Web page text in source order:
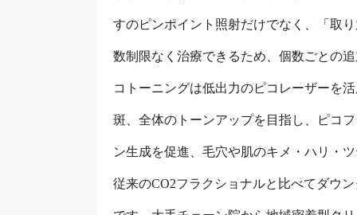
すのピンポイント照射だけでなく、「取
数制限なく治療できるため、個数ごとの
コトーニングは低出力のピコレーザーを
斑、全体のトーンアップを目指し、ピコ
ン生成を促進、毛穴や肌のキメ・ハリ・
従来のCO2フラクショナルと比べてダウ